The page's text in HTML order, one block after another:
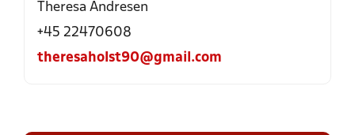
Theresa Andresen
+45 22470608
theresaholst90@gmail.com